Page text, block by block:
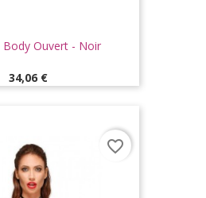
Body Ouvert - Noir
Prix
34,06 €
favorite_border